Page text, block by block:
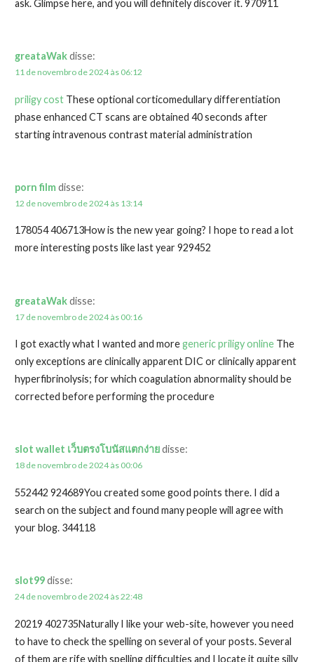
ask. Glimpse here, and you will definitely discover it. 970911
greataWakdisse:
11 de novembro de 2024 às 06:12
priligy costThese optional corticomedullary differentiation
phase enhanced CT scans are obtained 40 seconds after
starting intravenous contrast material administration
porn filmdisse:
12 de novembro de 2024 às 13:14
178054 406713How is the new year going? I hope to read a lot
more interesting posts like last year 929452
greataWakdisse:
17 de novembro de 2024 às 00:16
I got exactly what I wanted and moregeneric priligy onlineThe
only exceptions are clinically apparent DIC or clinically apparent
hyperfibrinolysis; for which coagulation abnormality should be
corrected before performing the procedure
slot wallet เว็บตรงโบนัสแตกง่ายdisse:
18 de novembro de 2024 às 00:06
552442 924689You created some good points there. I did a
search on the subject and found many people will agree with
your blog. 344118
slot99disse:
24 de novembro de 2024 às 22:48
20219 402735Naturally I like your web-site, however you need
to have to check the spelling on several of your posts. Several
of them are rife with spelling difficulties and I locate it quite silly